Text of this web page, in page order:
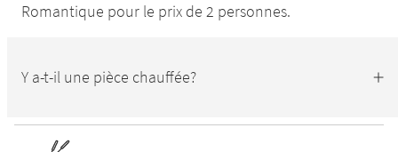
Romantique pour le prix de 2 personnes.
Y a-t-il une pièce chauffée?